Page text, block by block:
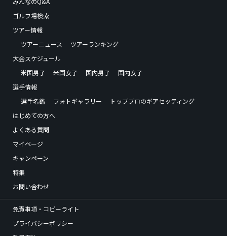
ゴルフ場検索
ツアー情報
ツアーニュース
ツアーランキング
大会スケジュール
米国男子
米国女子 国内男子
国内女子
選手情報
選手名鑑
フォトギャラリー
トッププロのギアセッティング
はじめての方へ
よくある質問
マイページ
キャンペーン
特集
お問い合わせ
免責事項・コピーライト
プライバシーポリシー